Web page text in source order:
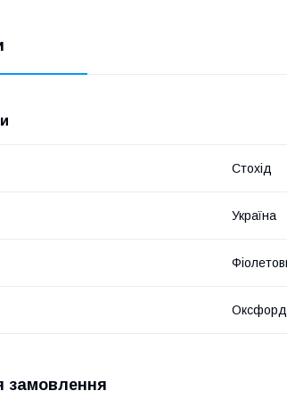
Стохід
Україна
Оксфорд
замовлення